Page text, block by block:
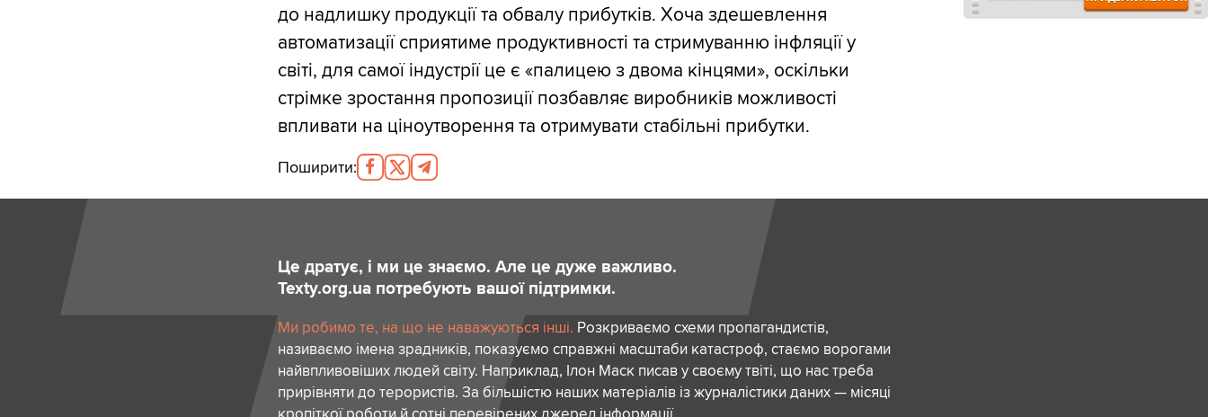
до надлишку продукції та обвалу прибутків. Хоча здешевлення
автоматизації сприятиме продуктивності та стримуванню інфляції у
світі, для самої індустрії це є «палицею з двома кінцями», оскільки
стрімке зростання пропозиції позбавляє виробників можливості
впливати на ціноутворення та отримувати стабільні прибутки.
Поширити:
Це дратує, і ми це знаємо. Але це дуже важливо.
Texty.org.ua потребують вашої підтримки.
Ми робимо те, на що не наважуються інші. Розкриваємо схеми пропагандистів,
називаємо імена зрадників, показуємо справжні масштаби катастроф, стаємо ворогами
найвпливовіших людей світу. Наприклад, Ілон Маск писав у своєму твіті, що нас треба
прирівняти до терористів. За більшістю наших матеріалів із журналістики даних — місяці